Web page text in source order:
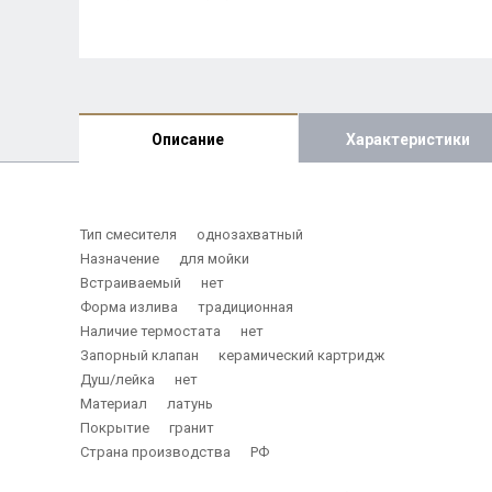
Описание Характеристики
Тип смесителя однозахватный
Назначение для мойки
Встраиваемый нет
Форма излива традиционная
Наличие термостата нет
Запорный клапан керамический картридж
Душ/лейка нет
Материал латунь
Покрытие гранит
Страна производства РФ